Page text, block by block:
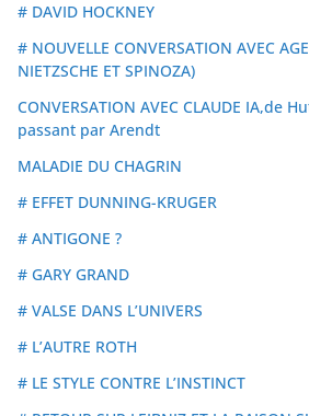
# DAVID HOCKNEY
# NOUVELLE CONVERSATION AVEC
NIETZSCHE ET SPINOZA)
CONVERSATION AVEC CLAUDE IA,de
passant par Arendt
MALADIE DU CHAGRIN
# EFFET DUNNING-KRUGER
# ANTIGONE ?
# GARY GRAND
# VALSE DANS L’UNIVERS
# L’AUTRE ROTH
# LE STYLE CONTRE L’INSTINCT